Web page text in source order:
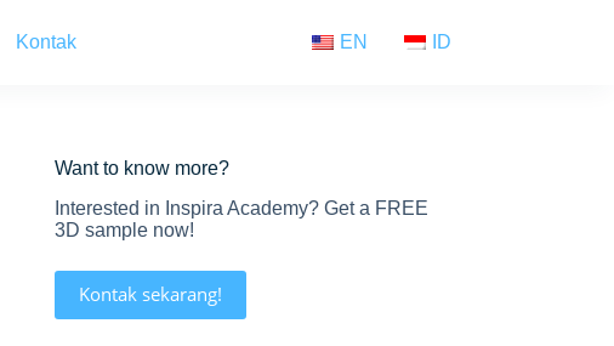
Kontak EN ID
Want to know more?
Interested in Inspira Academy? Get a FREE
3D sample now!
Kontak sekarang!